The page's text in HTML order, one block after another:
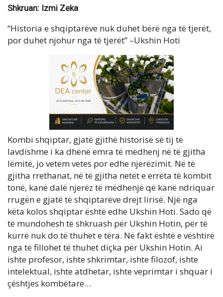
Shkruan: Izmi Zeka
“Historia e shqiptarëve nuk duhet bërë nga të tjerët,
por duhet njohur nga të tjerët” –Ukshin Hoti
Kombi shqiptar, gjatë gjithë historisë së tij të
lavdishme i ka dhënë emra të mëdhenj në të gjitha
lëmitë, jo vetëm vetes por edhe njerëzimit. Në të
gjitha rrethanat, në të gjitha netët e errëta të kombit
tonë, kanë dalë njerëz të mëdhenjë që kanë ndriquar
rrugën e gjatë të shqiptarëve drejt lirisë. Një nga
këta kolos shqiptar është edhe Ukshin Hoti. Sado që
të mundohesh të shkruash për Ukshin Hotin, për të
kurrë nuk do të thuhet e tëra. Në fakt është e vështirë
nga të fillohet të thuhet diçka për Ukshin Hotin. Ai
ishte profesor, ishte shkrimtar, ishte filozof, ishte
intelektual, ishte atdhetar, ishte veprimtar i shquar i
çështjes kombëtare…